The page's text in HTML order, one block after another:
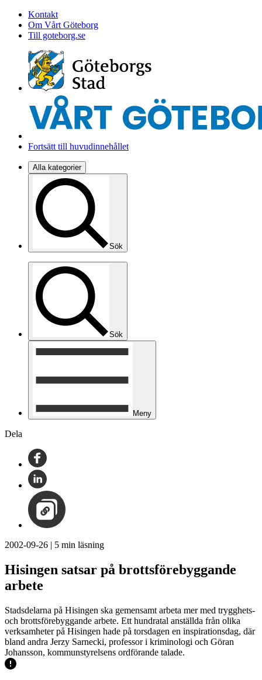
Kontakt
Om Vårt Göteborg
Till goteborg.se
Fortsätt till huvudinnehållet
Alla kategorier
Sök
Sök
Meny
Dela
2002-09-26 | 5 min läsning
Hisingen satsar på brottsförebyggande
arbete
Stadsdelarna på Hisingen ska gemensamt arbeta mer med trygghets-
och brottsförebyggande arbete. Ett hundratal anställda från olika
verksamheter på Hisingen hade på torsdagen en inspirationsdag, där
bland andra Jerzy Sarnecki, professor i kriminologi och Göran
Johansson, kommunstyrelsens ordförande talade.